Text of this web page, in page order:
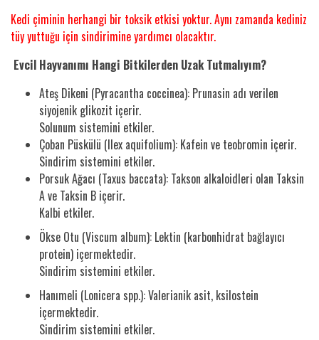
Kedi çiminin herhangi bir toksik etkisi yoktur. Aynı zamanda kediniz
tüy yuttuğu için sindirimine yardımcı olacaktır.
Evcil Hayvanımı Hangi Bitkilerden Uzak Tutmalıyım?
Ateş Dikeni (Pyracantha coccinea): Prunasin adı verilen
siyojenik glikozit içerir.
Solunum sistemini etkiler.
Çoban Püskülü (Ilex aquifolium): Kafein ve teobromin içerir.
Sindirim sistemini etkiler.
Porsuk Ağacı (Taxus baccata): Takson alkaloidleri olan Taksin
A ve Taksin B içerir.
Kalbi etkiler.
Ökse Otu (Viscum album): Lektin (karbonhidrat bağlayıcı
protein) içermektedir.
Sindirim sistemini etkiler.
Hanımeli (Lonicera spp.): Valerianik asit, ksilostein
içermektedir.
Sindirim sistemini etkiler.